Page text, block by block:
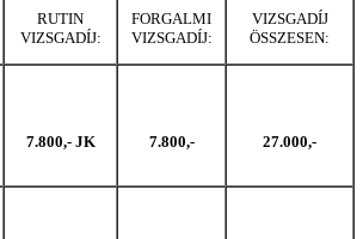
RUTIN
VIZSGADÍJ:
FORGALMI
VIZSGADÍJ:
VIZSGADÍJ
ÖSSZESEN:
7.800,- JK 7.800,- 27.000,-